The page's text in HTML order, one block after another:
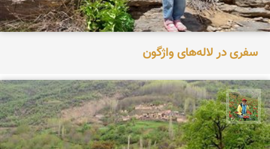
سفری در لاله‌های واژگون
اسفندیار خدایی